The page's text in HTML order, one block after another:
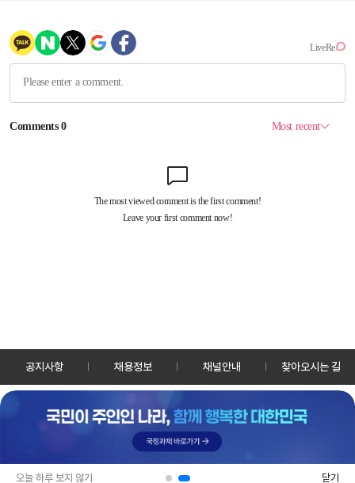
오늘 하루 보지 않기 닫기
공지사항 채용정보 채널안내 찾아오시는 길
30128 세종특별자치시 정부2청사로 13 한국정책방송원 KTV
TEL: 044-204-8000
Copyrightⓒ KTV 국민방송 All Rights Reserved.